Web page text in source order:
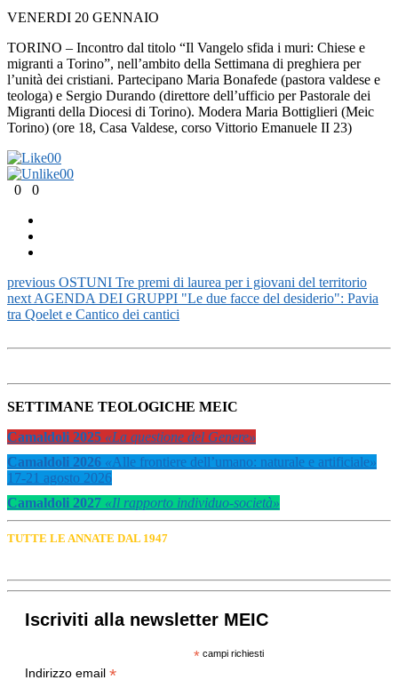
VENERDI 20 GENNAIO
TORINO – Incontro dal titolo “Il Vangelo sfida i muri: Chiese e
migranti a Torino”, nell’ambito della Settimana di preghiera per
l’unità dei cristiani. Partecipano Maria Bonafede (pastora valdese e
teologa) e Sergio Durando (direttore dell’ufficio per Pastorale dei
Migranti della Diocesi di Torino). Modera Maria Bottiglieri (Meic
Torino) (ore 18, Casa Valdese, corso Vittorio Emanuele II 23)
00
00
0
0
previous OSTUNI Tre premi di laurea per i giovani del territorio
next AGENDA DEI GRUPPI "Le due facce del desiderio": Pavia
tra Qoelet e Cantico dei cantici
SETTIMANE TEOLOGICHE MEIC
Camaldoli 2025 «La questione del Genere»
Camaldoli 2026 «Alle frontiere dell’umano: naturale e artificiale»
17-21 agosto 2026
Camaldoli 2027 «Il rapporto individuo-società»
TUTTE LE ANNATE DAL 1947
Iscriviti alla newsletter MEIC
*campi richiesti
Indirizzo email *